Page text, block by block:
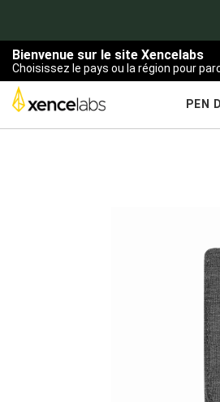
Bienvenue sur le site Xencelabs
Choisissez le pays ou la région pour
PEN